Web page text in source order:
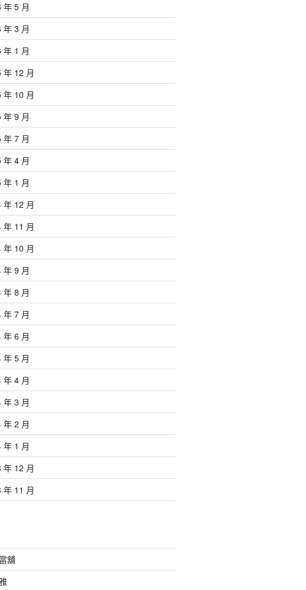
年 5 月
年 3 月
年 1 月
年 12 月
年 10 月
年 9 月
年 7 月
年 4 月
年 1 月
年 12 月
年 11 月
年 10 月
年 9 月
年 8 月
年 7 月
年 6 月
年 5 月
年 4 月
年 3 月
年 2 月
年 1 月
年 12 月
年 11 月
舖